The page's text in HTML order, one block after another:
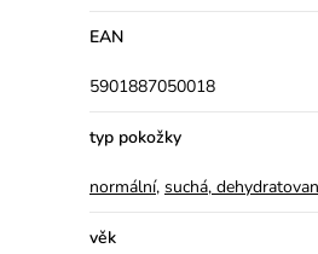
EAN
5901887050018
typ pokožky
normální, suchá,
věk